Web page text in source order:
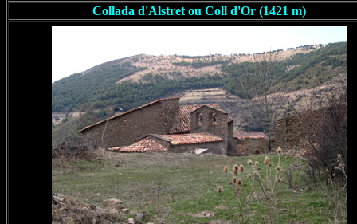
Collada d'Alstret ou Coll d'Or (1421 m)